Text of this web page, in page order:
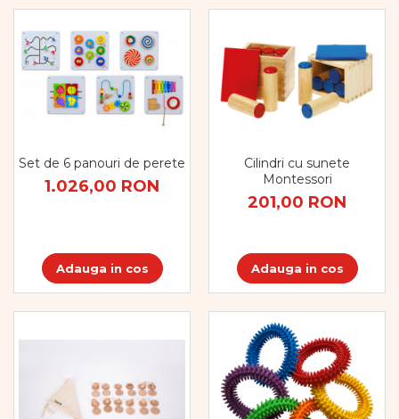
Set de 6 panouri de perete
1.026,00 RON
Adauga in cos
Cilindri cu sunete
Montessori
201,00 RON
Adauga in cos